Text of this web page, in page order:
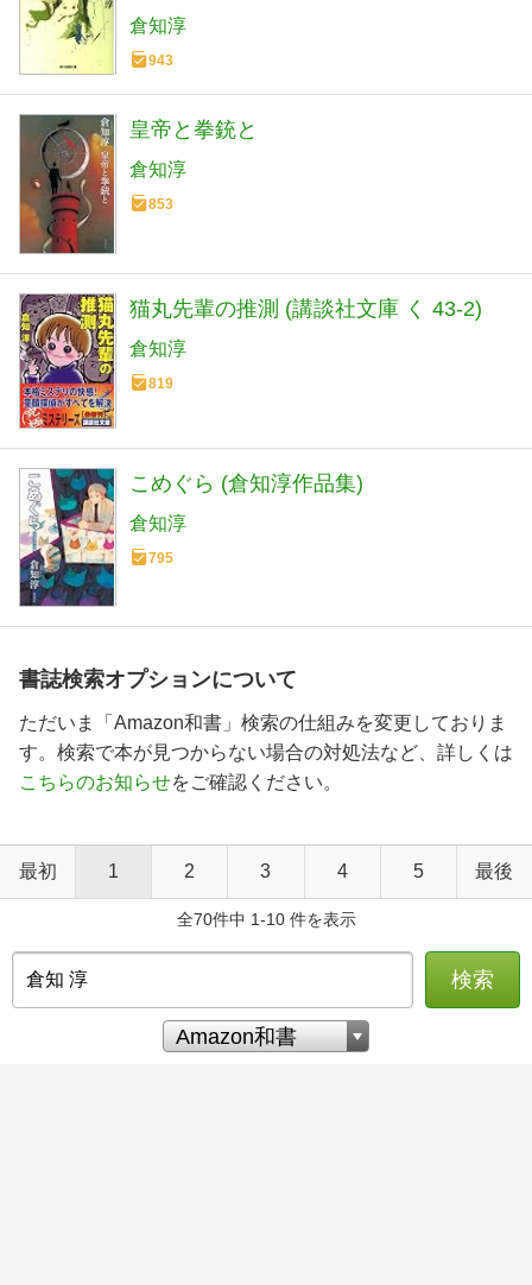
倉知淳
943
皇帝と拳銃と
倉知淳
853
猫丸先輩の推測 (講談社文庫 く 43-2)
倉知淳
819
こめぐら (倉知淳作品集)
倉知淳
795
書誌検索オプションについて
ただいま「Amazon和書」検索の仕組みを変更しておりま
す。検索で本が見つからない場合の対処法など、詳しくは
こちらのお知らせをご確認ください。
最初 1 2 3 4 5 最後
全70件中 1-10 件を表示
検索